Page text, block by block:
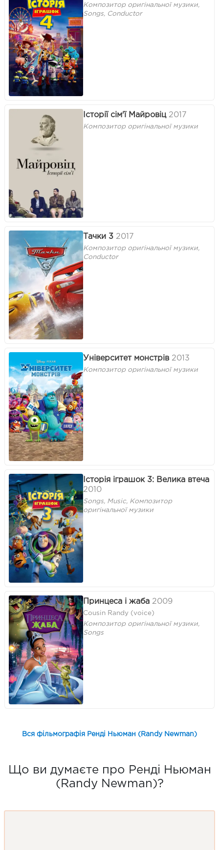
Композитор оригінальної музики,
Songs, Conductor
Історії сім'ї Майровіц 2017
Композитор оригінальної музики
Тачки 3 2017
Композитор оригінальної музики,
Conductor
Університет монстрів 2013
Композитор оригінальної музики
Історія іграшок 3: Велика втеча
2010
Songs, Music, Композитор
оригінальної музики
Принцеса і жаба 2009
Cousin Randy (voice)
Композитор оригінальної музики,
Songs
Вся фільмографія Ренді Ньюман (Randy Newman)
Що ви думаєте про Ренді Ньюман
(Randy Newman)?